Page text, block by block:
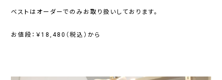
ベストはオーダーでのみお取り扱いしております。
お値段：￥18,480（税込）から